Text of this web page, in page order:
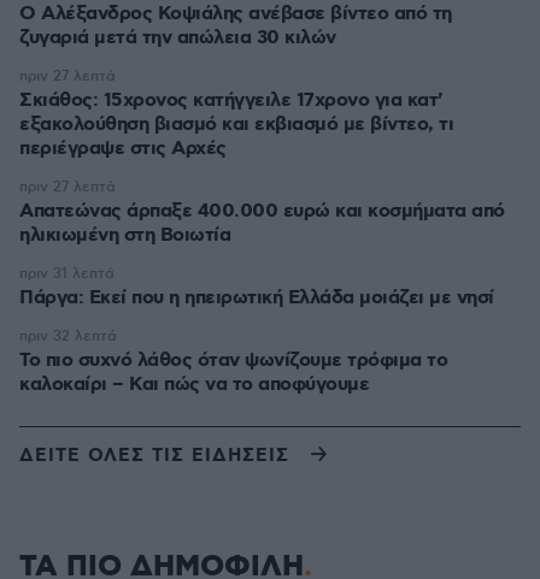
Ο Αλέξανδρος Κοψιάλης ανέβασε βίντεο από τη
ζυγαριά μετά την απώλεια 30 κιλών
Σκιάθος: 15χρονος κατήγγειλε 17χρονο για κατ'
εξακολούθηση βιασμό και εκβιασμό με βίντεο, τι
περιέγραψε στις Αρχές
πριν 27 λεπτά
Απατεώνας άρπαξε 400.000 ευρώ και κοσμήματα από
ηλικιωμένη στη Βοιωτία
πριν 27 λεπτά
Πάργα: Εκεί που η ηπειρωτική Ελλάδα μοιάζει με νησί
πριν 31 λεπτά
Το πιο συχνό λάθος όταν ψωνίζουμε τρόφιμα το
καλοκαίρι – Και πώς να το αποφύγουμε
πριν 32 λεπτά
ΔΕΙΤΕ ΟΛΕΣ ΤΙΣ ΕΙΔΗΣΕΙΣ
ΤΑ ΠΙΟ ΔΗΜΟΦΙΛΗ